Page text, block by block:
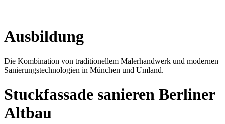
Ausbildung
Die Kombination von traditionellem Malerhandwerk und modernen
Sanierungstechnologien in München und Umland.
Stuckfassade sanieren Berliner
Altbau